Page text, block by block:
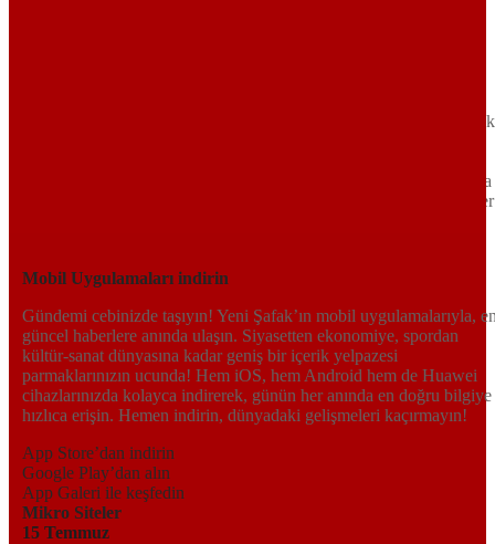
Tarafsız, dinamik ve derinlemesine habercilik anlayışıyla Yeni
bir yelpazede sunduğu haberlerle, hem Türkiye’de hem de dünyada
neler olup bittiğini anında öğrenin. Dijital platformlarıyla her an, her
Mobil Uygulamaları indirin
Gündemi cebinizde taşıyın! Yeni Şafak’ın mobil uygulamalarıyla,
güncel haberlere anında ulaşın. Siyasetten ekonomiye, spordan
kültür-sanat dünyasına kadar geniş bir içerik yelpazesi
parmaklarınızın ucunda! Hem iOS, hem Android hem de Huawei
cihazlarınızda kolayca indirerek, günün her anında en doğru bilgiye
hızlıca erişin. Hemen indirin, dünyadaki gelişmeleri kaçırmayın!
App Store’dan indirin
Google Play’dan alın
App Galeri ile keşfedin
Mikro Siteler
15 Temmuz